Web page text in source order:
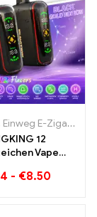
Belgien
Einweg E-Zigaretten
12
Vape
- €8.50